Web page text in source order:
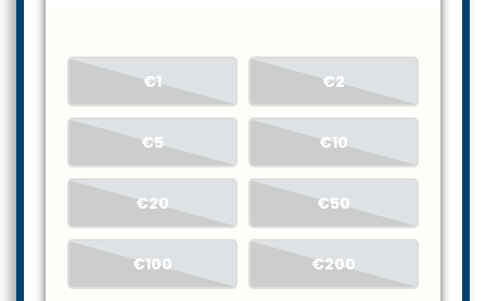
€1 €2
€5 €10
€20 €50
€100 €200